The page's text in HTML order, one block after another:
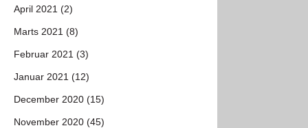
April 2021 (2)
Marts 2021 (8)
Februar 2021 (3)
Januar 2021 (12)
December 2020 (15)
November 2020 (45)